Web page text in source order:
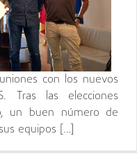
con los nuevos
Tras las elecciones
un buen número de
equipos […]